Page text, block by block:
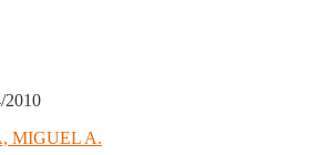
2010
MIGUEL A.